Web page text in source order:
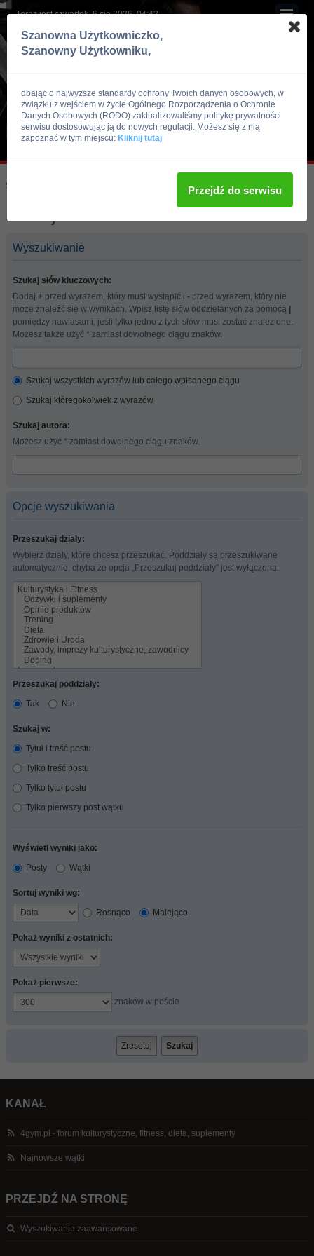
Teraz jest czwartek, 6 sie 2026, 04:42
Skocz do:
Szukaj
Wyszukiwanie
Szukaj słów kluczowych:
Dodaj + przed wyrazem, który musi wystąpić i - przed wyrazem, który nie
może znaleźć się w wynikach. Wpisz listę słów oddzielanych za pomocą
pomiędzy nawiasami, jeśli tylko jedno z tych słów musi zostać znalezione.
Możesz także użyć * zamiast dowolnego ciągu znaków.
Szukaj wszystkich wyrazów lub całego wpisanego ciągu
Szukaj któregokolwiek z wyrazów
Szukaj autora:
Możesz użyć * zamiast dowolnego ciągu znaków.
Opcje wyszukiwania
Przeszukaj działy:
Wybierz działy, które chcesz przeszukać. Poddziały są przeszukiwane
automatycznie, chyba że opcja „Przeszukuj poddziały” jest wyłączona.
Przeszukaj poddziały:
Tak
Nie
Szukaj w:
Tytuł i treść postu
Tylko treść postu
Tylko tytuł postu
Tylko pierwszy post wątku
Wyświetl wyniki jako:
Posty
Wątki
Sortuj wyniki wg:
Rosnąco
Malejąco
Pokaż wyniki z ostatnich:
Pokaż pierwsze:
znaków w poście
KANAŁ
4gym.pl - forum kulturystyczne, fitness, dieta, suplementy
Najnowsze wątki
PRZEJDŹ NA STRONĘ
Wyszukiwanie zaawansowane
Szanowna Użytkowniczko,
Szanowny Użytkowniku,
dbając o najwyższe standardy ochrony Twoich danych osobowych, w
związku z wejściem w życie Ogólnego Rozporządzenia o Ochronie
Danych Osobowych (RODO) zaktualizowaliśmy politykę prywatności
serwisu dostosowując ją do nowych regulacji. Możesz się z nią
zapoznać w tym miejscu: Kliknij tutaj
Przejdź do serwisu